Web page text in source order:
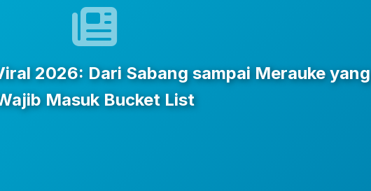
2026: Dari Sabang sampai Merauke yang
Masuk Bucket List